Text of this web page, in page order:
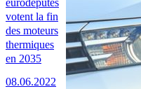
eurodéputés
votent la fin
des moteurs
thermiques
en 2035
08.06.2022